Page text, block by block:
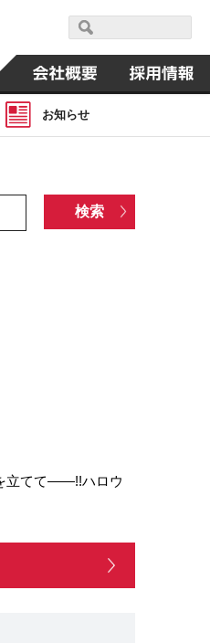
お知らせ
立てて――!!ハロウ